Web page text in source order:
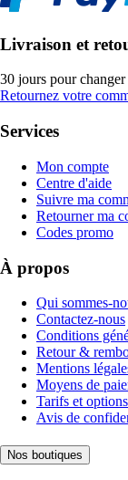
Livraison et
30 jours pour
Retournez votre
Services
Mon compte
Centre d'aide
Suivre ma
Retourner ma
Codes promo
À propos
Qui sommes-
Contactez-nous
Conditions
Retour &
Mentions
Moyens de
Tarifs et
Avis de
Nos boutiques